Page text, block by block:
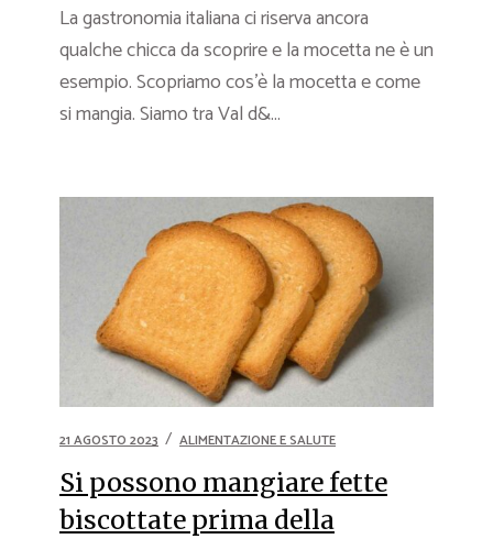
La gastronomia italiana ci riserva ancora
qualche chicca da scoprire e la mocetta ne è un
esempio. Scopriamo cos’è la mocetta e come
si mangia. Siamo tra Val d&...
21 AGOSTO 2023 ALIMENTAZIONE E SALUTE
Si possono mangiare fette
biscottate prima della